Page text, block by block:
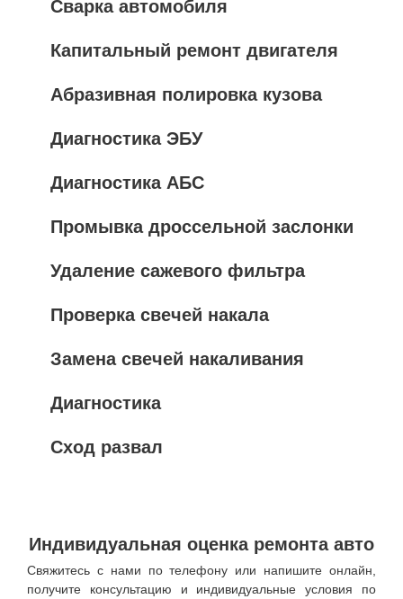
Сварка автомобиля
Капитальный ремонт двигателя
Абразивная полировка кузова
Диагностика ЭБУ
Диагностика АБС
Промывка дроссельной заслонки
Удаление сажевого фильтра
Проверка свечей накала
Замена свечей накаливания
Диагностика
Сход развал
Индивидуальная оценка ремонта авто
Свяжитесь с нами по телефону или напишите онлайн,
получите консультацию и индивидуальные условия по